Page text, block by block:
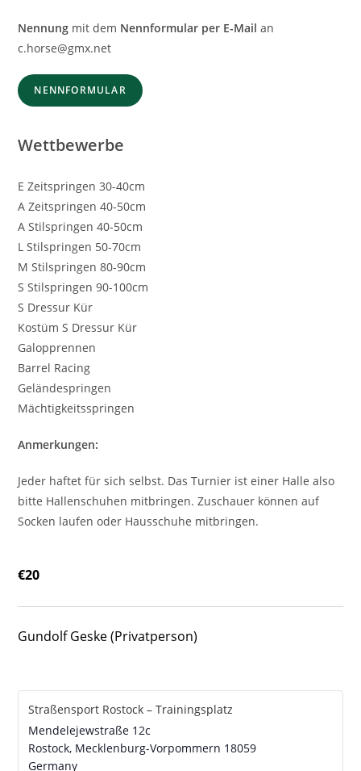
Nennung mit dem Nennformular per E-Mail an
c.horse@gmx.net
NENNFORMULAR
Wettbewerbe
E Zeitspringen 30-40cm
A Zeitspringen 40-50cm
A Stilspringen 40-50cm
L Stilspringen 50-70cm
M Stilspringen 80-90cm
S Stilspringen 90-100cm
S Dressur Kür
Kostüm S Dressur Kür
Galopprennen
Barrel Racing
Geländespringen
Mächtigkeitsspringen
Anmerkungen:
Jeder haftet für sich selbst. Das Turnier ist einer Halle also
bitte Hallenschuhen mitbringen. Zuschauer können auf
Socken laufen oder Hausschuhe mitbringen.
€20
Gundolf Geske (Privatperson)
Straßensport Rostock – Trainingsplatz
Mendelejewstraße 12c
Rostock, Mecklenburg-Vorpommern 18059
Germany